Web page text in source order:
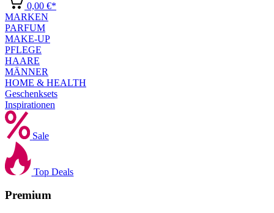
0,00 €*
MARKEN
PARFUM
MAKE-UP
PFLEGE
HAARE
MÄNNER
HOME & HEALTH
Geschenksets
Inspirationen
Sale
Top Deals
Premium